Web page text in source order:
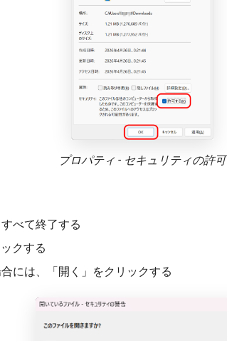
プロパティ - セキュリティの許可
べて終了する
クする
には、「開く」をクリックする